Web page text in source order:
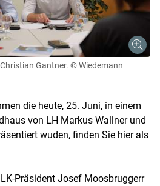
Gantner. © Wiedemann
die heute, 25. Juni, in einem
von LH Markus Wallner und
wuden, finden Sie hier als
Präsident Josef Moosbruggerr